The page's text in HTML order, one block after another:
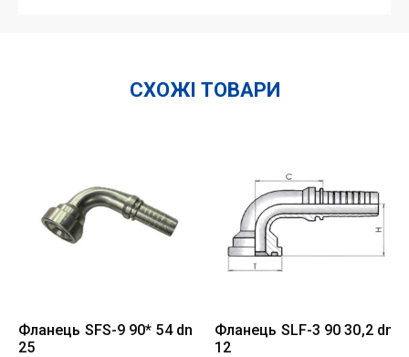
СХОЖІ ТОВАРИ
Фланець SFS-9 90* 54 dn
25
Фланець SLF-3 90 30,2 dn
12